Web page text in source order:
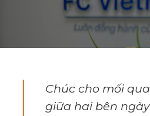
Chúc cho mối
giữa hai bên